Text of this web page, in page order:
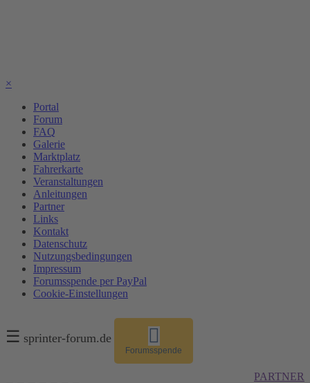
×
Portal
Forum
FAQ
Galerie
Marktplatz
Fahrerkarte
Veranstaltungen
Anleitungen
Partner
Links
Kontakt
Datenschutz
Nutzungsbedingungen
Impressum
Forumsspende per PayPal
Cookie-Einstellungen
☰ sprinter-forum.de
Forumsspende
PARTNER